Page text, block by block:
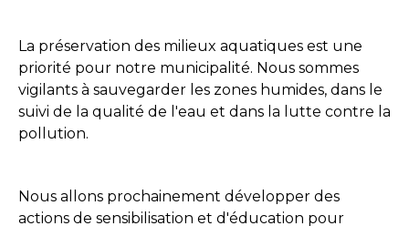
La préservation des milieux aquatiques est une
priorité pour notre municipalité. Nous sommes
vigilants à sauvegarder les zones humides, dans le
suivi de la qualité de l'eau et dans la lutte contre la
pollution.
Nous allons prochainement développer des
actions de sensibilisation et d'éducation pour